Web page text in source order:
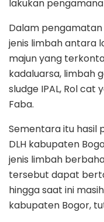
lakukan
Dalam
jenis limbah antara
majun yang
kadaluarsa, limbah
sludge IPAL, Rol
Faba.
Sementara itu hasil
DLH kabupaten
jenis limbah
tersebut dapat
hingga saat ini
kabupaten Bogor,